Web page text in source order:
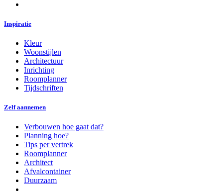
Inspiratie
Kleur
Woonstijlen
Architectuur
Inrichting
Roomplanner
Tijdschriften
Zelf aannemen
Verbouwen hoe gaat dat?
Planning hoe?
Tips per vertrek
Roomplanner
Architect
Afvalcontainer
Duurzaam